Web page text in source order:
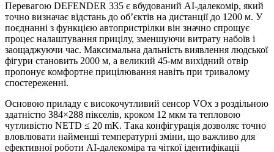
Перевагою DEFENDER 335 є вбудований AI-далекомір, який
точно визначає відстань до об’єктів на дистанції до 1200 м. У
поєднанні з функцією автопристрілки він значно спрощує
процес налаштування прицілу, зменшуючи витрату набоїв і
заощаджуючи час. Максимальна дальність виявлення людської
фігури становить 2000 м, а великий 45-мм вихідний отвір
пропонує комфортне прицілювання навіть при тривалому
спостереженні.
Основою приладу є високочутливий сенсор VOx з роздільною
здатністю 384×288 пікселів, кроком 12 мкм та тепловою
чутливістю NETD ≤ 20 mK. Така конфігурація дозволяє точно
вловлювати найменші температурні зміни, що важливо для
ефективної роботи AI-далекоміра та чіткої ідентифікації